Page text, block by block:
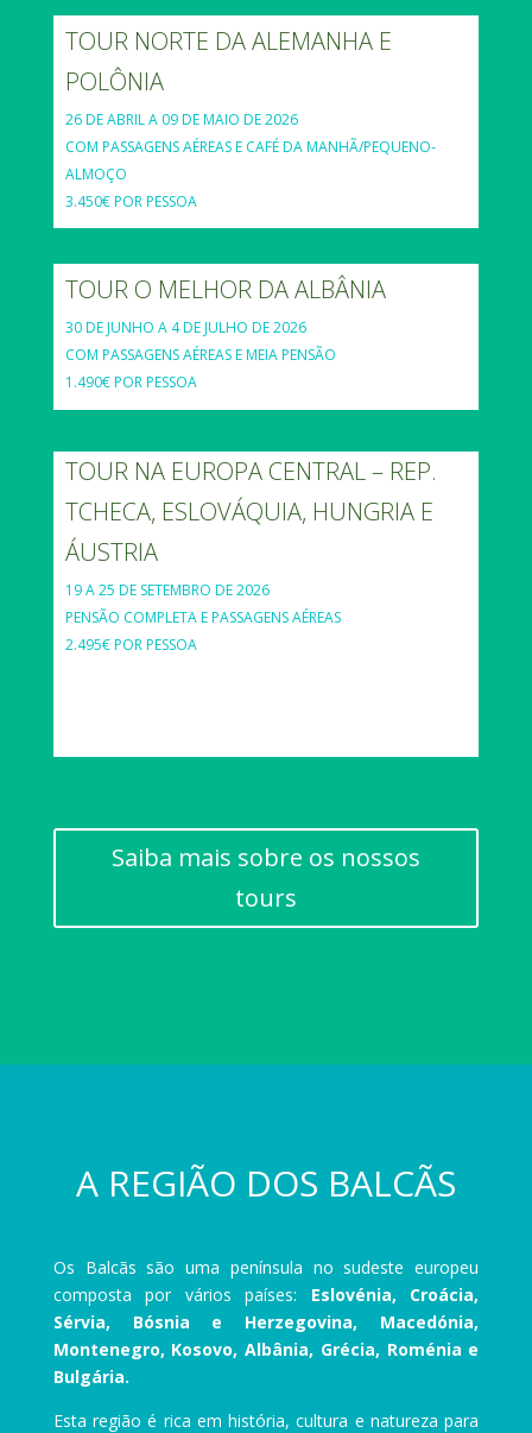
TOUR NORTE DA ALEMANHA E
POLÔNIA
26 DE ABRIL A 09 DE MAIO DE 2026
COM PASSAGENS AÉREAS E CAFÉ DA MANHÃ/PEQUENO-
ALMOÇO
3.450€ POR PESSOA
TOUR O MELHOR DA ALBÂNIA
30 DE JUNHO A 4 DE JULHO DE 2026
COM PASSAGENS AÉREAS E MEIA PENSÃO
1.490€ POR PESSOA
TOUR NA EUROPA CENTRAL – REP.
TCHECA, ESLOVÁQUIA, HUNGRIA E
ÁUSTRIA
19 A 25 DE SETEMBRO DE 2026
PENSÃO COMPLETA E PASSAGENS AÉREAS
2.495€ POR PESSOA
Saiba mais sobre os nossos
tours
A REGIÃO DOS BALCÃS
Os Balcãs são uma península no sudeste europeu
composta por vários países: Eslovénia, Croácia,
Sérvia, Bósnia e Herzegovina, Macedónia,
Montenegro, Kosovo, Albânia, Grécia, Roménia e
Bulgária.
Esta região é rica em história, cultura e natureza para